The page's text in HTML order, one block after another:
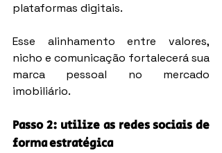
plataformas digitais.
Esse alinhamento entre valores,
nicho e comunicação fortalecerá sua
marca pessoal no mercado
imobiliário.
Passo 2: utilize as redes sociais de
forma estratégica